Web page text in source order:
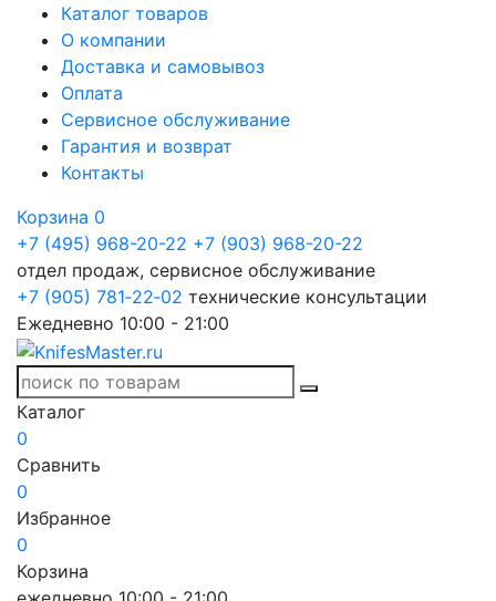
Каталог товаров
О компании
Доставка и самовывоз
Оплата
Сервисное обслуживание
Гарантия и возврат
Контакты
Корзина 0
+7 (495) 968-20-22 +7 (903) 968-20-22
отдел продаж, сервисное обслуживание
+7 (905) 781‑22‑02 технические консультации
Ежедневно 10:00 - 21:00
Каталог
0
Сравнить
0
Избранное
0
Корзина